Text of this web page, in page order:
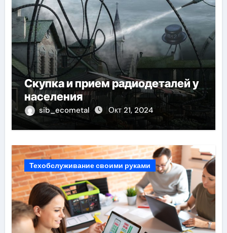
Скупка и прием радиодеталей у
населения
sib_ecometal Окт 21, 2024
Техобслуживание своими руками